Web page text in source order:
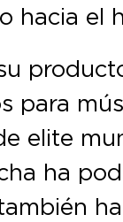
hacia el
para
elite
ha